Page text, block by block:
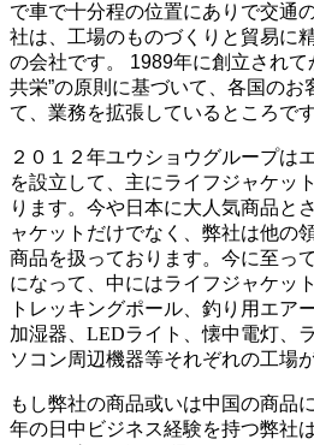
で車で十分程の位置にありで交通
社は、工場のものづくりと貿易
の会社です。 1989年に創立されて
共栄”の原則に基づいて、各国のお
て、業務を拡張しているところです
２０１２年ユウショウグループは
を設立して、主にライフジャケッ
ります。今や日本に大人気商品と
ャケットだけでなく、弊社は他の
商品を扱っております。今に至っ
になって、中にはライフジャケッ
トレッキングポール、釣り用エア
加湿器、LEDライト、懐中電灯、
ソコン周辺機器等それぞれの工場
もし弊社の商品或いは中国の商品
年の日中ビジネス経験を持つ弊社